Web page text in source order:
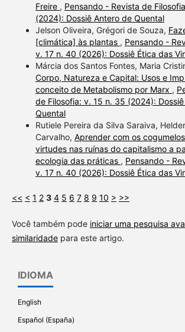
Freire , Pensando - Revista de
(2024): Dossiê Antero de Quental
Jelson Oliveira, Grégori de Souza,
[climática] às plantas , Pensando -
v. 17 n. 40 (2026): Dossiê Ética das
Márcia dos Santos Fontes, Maria
Corpo, Natureza e Capital: Usos e
conceito de Metabolismo por Marx ,
de Filosofia: v. 15 n. 35 (2024):
Quental
Rutiele Pereira da Silva Saraiva,
Carvalho, Aprender com os
virtudes nas ruínas do capitalismo a
ecologia das práticas , Pensando -
v. 17 n. 40 (2026): Dossiê Ética das
<< < 1 2 3 4 5 6 7 8 9 10 > >>
Você também pode iniciar uma pesquisa
similaridadepara este artigo.
IDIOMA
English
Español (España)